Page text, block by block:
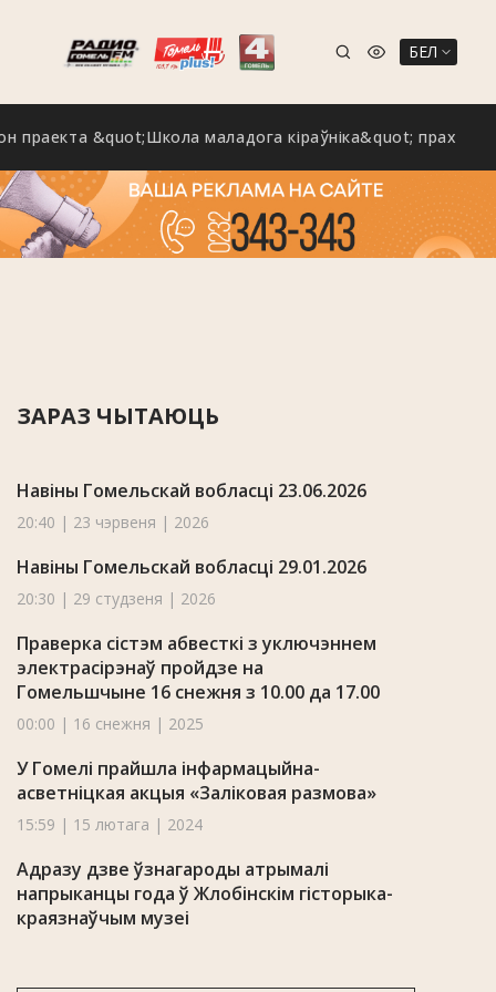
БЕЛ
&quot;Школа маладога кіраўніка&quot; праходзіць на
ЗАРАЗ ЧЫТАЮЦЬ
Навіны Гомельскай вобласці 23.06.2026
20:40 | 23 чэрвеня | 2026
Навіны Гомельскай вобласці 29.01.2026
20:30 | 29 студзеня | 2026
Праверка сістэм абвесткі з уключэннем
электрасірэнаў пройдзе на
Гомельшчыне 16 снежня з 10.00 да 17.00
00:00 | 16 снежня | 2025
У Гомелі прайшла інфармацыйна-
асветніцкая акцыя «Заліковая размова»
15:59 | 15 лютага | 2024
Адразу дзве ўзнагароды атрымалі
напрыканцы года ў Жлобінскім гісторыка-
краязнаўчым музеі